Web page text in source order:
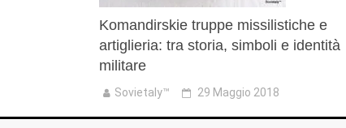
Komandirskie truppe missilistiche e
artiglieria: tra storia, simboli e identità
militare
Sovietaly™ 29 Maggio 2018